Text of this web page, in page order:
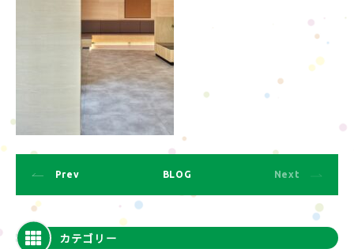
Prev BLOG Next
カテゴリー